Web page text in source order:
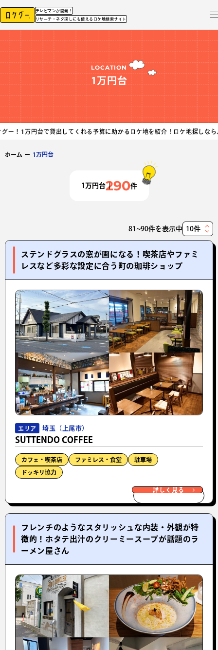
テレビマンが開発！
リサーチ・ネタ探しにも使えるロケ地検索サイト
LOCATION
1万円台
で貸出してくれる予算に助かるロケ地を紹介！ロケ地探しなら、ロケグー！
ホーム ー 1万円台
1万円台290件
81~90件を表示中
表
件
ステンドグラスの窓が画になる！喫茶店やファミ
レスなど多彩な設定に合う町の珈琲ショップ
エリア 埼玉（上尾市）
SUTTENDO COFFEE
カフェ・喫茶店 ファミレス・食堂 駐車場
ドッキリ協力
詳しく見る
フレンチのようなスタリッシュな内装・外観が特
徴的！ホタテ出汁のクリーミースープが話題のラ
ーメン屋さん